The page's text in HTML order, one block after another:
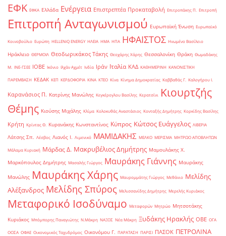
ΕΦΚ ΕΦΚΑ Ελλάδα Ενέργεια Επιστρεπτέα Προκαταβολή Επιτροπάκης Π. Επιτροπή
Επιτροπή Ανταγωνισμού Ευρωπαϊκή Ένωση Ευρωπαϊκό
Κοινοβούλιο Ευρώπη ΗELLENiQ ENERGY ΗΛΕΙΑ ΗΜΑ ΗΠΑ ΗΦΑΙΣΤΟΣ Ηνωμένο Βασίλειο
Ηράκλειο ΘΕΡΜΟΙΛ Θεοδωρικάκος Τάκης Θεοχάρης Χάρης Θεσσαλονίκη Θράκη Θωμαδάκης
Μ. ΙΝΕ-ΓΣΕΕ ΙΟΒΕ Ικόνιο Ιλχάν Αχμέτ Ινδία Ιράν Ιταλία ΚΑΔ ΚΑΘΗΜΕΡΙΝΗ ΚΑΝΟΝΙΣΤΙΚΗ
ΠΑΡΕΜΒΑΣΗ ΚΕΔΑΚ ΚΕΠ ΚΕΡΔΟΦΟΡΙΑ ΚΙΝΑ ΚΤΕΟ Κίνα Κίνημα Δημοκρατίας Καββαθάς Γ. Καλογήρου Ι.
Καρανάσιος Π. Κατρίνης Μανώλης Κεγκέρογλου Βασίλης Κερατσίνι
Κιουρτζής
Θέμης Κιούσης Μιχάλης Κλίμα Κολοκυθάς Αναστάσιος Κονταξής Δημήτρης Κορκίδης Βασίλης
Κρήτη Κρίντας Θ. Κυρανάκης Κωνσταντίνος Κύπρος Κώτσος Ευάγγελος ΛΙΒΕΡΙΑ
Λάτσης Σπ. Λέσβος Λιανός Ι. Λιμενικό ΜΑΜΙΔΑΚΗΣ ΜΕΛΚΟ ΜΕΡΙΣΜΑ ΜΗΤΡΩΟ ΑΠΟΒΛΗΤΩΝ
Μάλαμα Κυριακή Μάρδας Δ. Μακρυβέλιος Δημήτρης Μαμουλάκης Χ.
Μαρκόπουλος Δημήτρης Μασαλής Γιώργος Μαυράκης Γιάννης Μαυράκης
Μανώλης Μαυράκης Χάρης Μαυρομμάτης Γιώργος Μεθάνιο Μελίδης
Αλέξανδρος Μελίδης Σπύρος Μελισσανίδης Δημήτρης Μερελής Κυριάκος
Μεταφορικό Ισοδύναμο Μεταφορών Μητρώο Μητσοτάκης
Κυριάκος Μπόμπορης Παναγιώτης Ν.Μάκρη ΝΑΞΟΣ Νέα Μάκρη Ξυδάκης Ηρακλής ΟΒΕ ΟΓΑ
ΟΟΣΑ ΟΦΑΕ Οικονομικός Ταχυδρόμος Οικονόμου Γ. ΠΑΡΑΤΑΣΗ ΠΑΡΙΣΙ ΠΑΣΟΚ ΠΕΤΡΟΛΙΝΑ